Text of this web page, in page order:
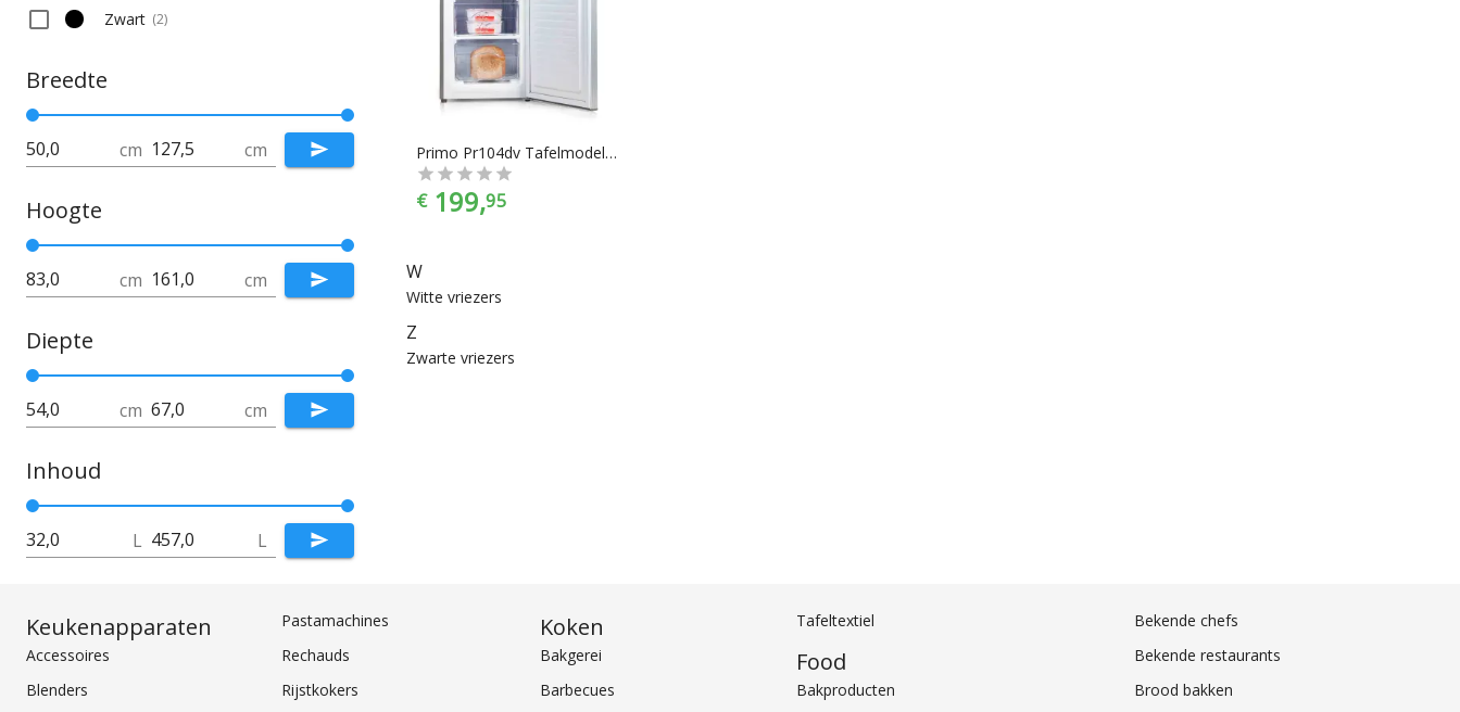
Zwart (2)
Breedte
cm cm
Hoogte
cm cm
Diepte
cm cm
Inhoud
L L
Primo Pr104dv Tafelmodel Vriezer - 64l - A+/f - Zilver
€ 199,95
W
Witte vriezers
Z
Zwarte vriezers
Keukenapparaten
Accessoires
Blenders
Pastamachines
Rechauds
Rijstkokers
Koken
Bakgerei
Barbecues
Tafeltextiel
Food
Bakproducten
Bekende chefs
Bekende restaurants
Brood bakken